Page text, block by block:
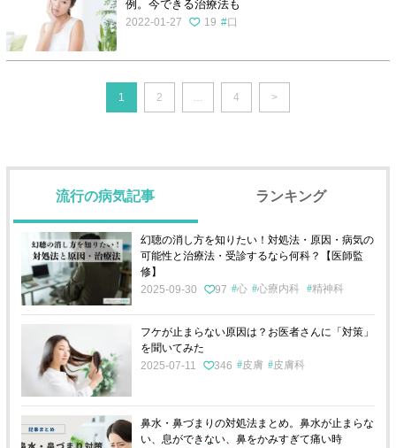
例。今できる治療法も
2022-01-27 19 口
1 2 … 4 >
流行の病気記事 ランキング
幻聴の消し方を知りたい！対処法・原因・病気の
可能性と治療法・受診するなら何科？【医師監
修】
2025-09-30
97 心 心療内科 精神科
フケが止まらない原因は？お医者さんに「対策」
を聞いてみた
2025-07-11
346 皮膚 皮膚科
鼻水・鼻づまりの対処法まとめ。鼻水が止まらな
い、息ができない、鼻をかみすぎて痛い時